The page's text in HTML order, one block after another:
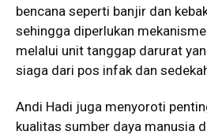
bencana seperti banjir dan
sehingga diperlukan
melalui unit tanggap darurat
siaga dari pos infak dan
Andi Hadi juga menyoroti
kualitas sumber daya manusia